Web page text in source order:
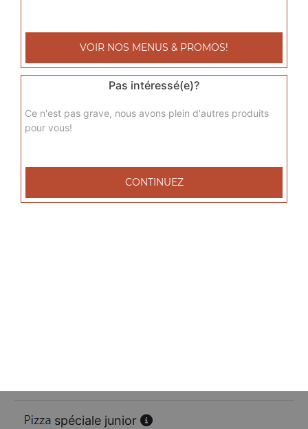
oignons, chèvre
9.00€
del grec junior
9.00€
spéciale junior
VOIR NOS MENUS & PROMOS!
Pas intéressé(e)?
Ce n'est pas grave, nous avons plein d'autres produits
pour vous!
CONTINUEZ